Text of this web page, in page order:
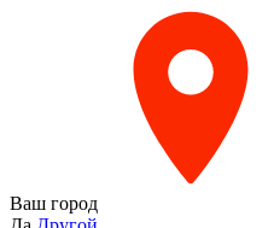
Ваш город